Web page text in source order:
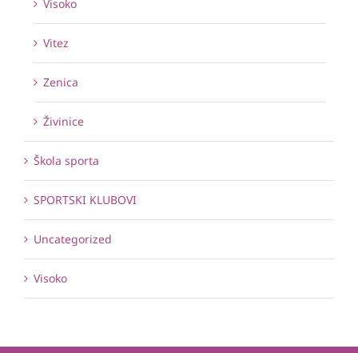
Visoko
Vitez
Zenica
Živinice
Škola sporta
SPORTSKI KLUBOVI
Uncategorized
Visoko